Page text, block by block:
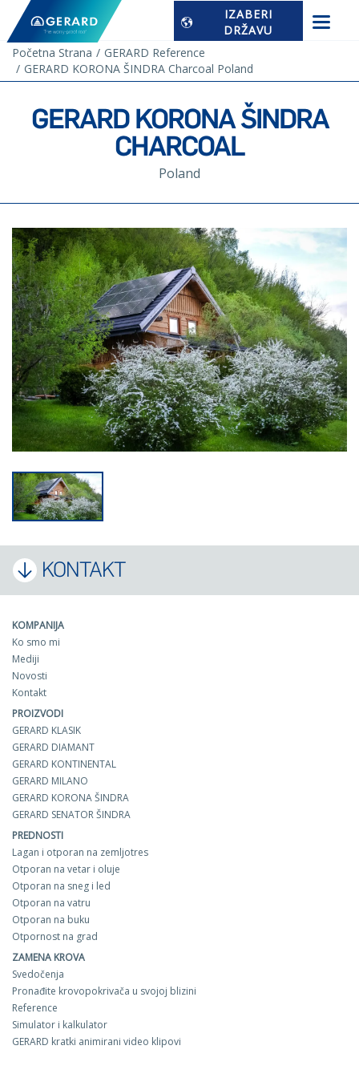
IZABERI
DRŽAVU
Početna Strana
GERARD Reference
GERARD KORONA ŠINDRA Charcoal Poland
GERARD KORONA ŠINDRA
CHARCOAL
Poland
KONTAKT
KOMPANIJA
Ko smo mi
Mediji
Novosti
Kontakt
PROIZVODI
GERARD KLASIK
GERARD DIAMANT
GERARD KONTINENTAL
GERARD MILANO
GERARD KORONA ŠINDRA
GERARD SENATOR ŠINDRA
PREDNOSTI
Lagan i otporan na zemljotres
Otporan na vetar i oluje
Otporan na sneg i led
Otporan na vatru
Otporan na buku
Otpornost na grad
ZAMENA KROVA
Svedočenja
Pronađite krovopokrivača u svojoj blizini
Reference
Simulator i kalkulator
GERARD kratki animirani video klipovi